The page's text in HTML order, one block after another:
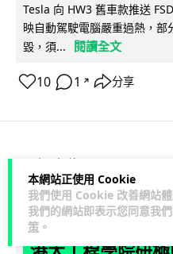
本網站正使用 Cookie
我們使用 Cookie 改善網站
我們的網站即表示您同意我
策 。
Tesla 向 HW3 舊車款推送
映自動駕駛電腦嚴重過熱，部
毀，須...
閱讀全文
10 1 ↗ 分享
人工智能
arthur 1 日